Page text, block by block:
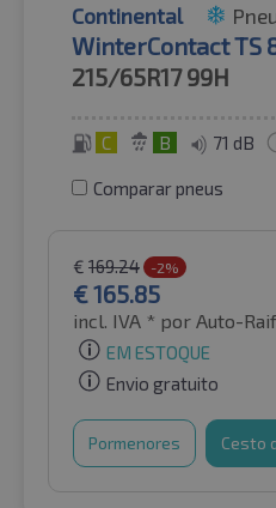
Continental
WinterContact TS
215/65R17 99H
C B 71 dB
Comparar pneus
€ 169.24 -2%
€165.85
incl. IVA * por Auto-
EM ESTOQUE
Envio gratuito
Pormenores Cesto